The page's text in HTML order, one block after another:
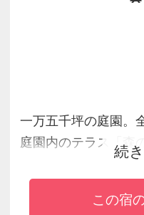
一万五千坪の庭園。
庭園内のテラス「森
※当館では２０２０
続
この宿